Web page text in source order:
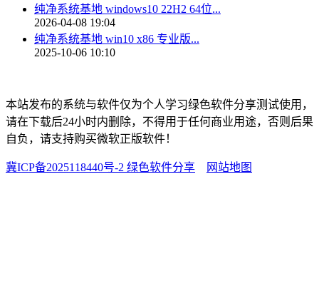
纯净系统基地 windows10 22H2 64位...
2026-04-08 19:04
纯净系统基地 win10 x86 专业版...
2025-10-06 10:10
本站发布的系统与软件仅为个人学习绿色软件分享测试使用，
请在下载后24小时内删除，不得用于任何商业用途，否则后果
自负，请支持购买微软正版软件！
冀ICP备2025118440号-2 绿色软件分享 网站地图